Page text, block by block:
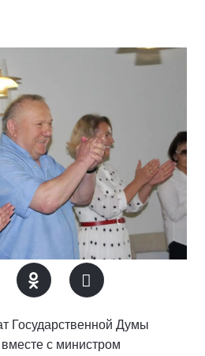
Государственной Думы
вместе с министром